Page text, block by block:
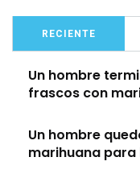
RECIENTE
Un hombre
frascos con
Un hombre
marihuana para